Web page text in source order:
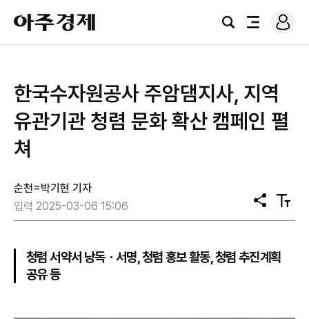
아
주
경
검
전
로
그
한국수자원공사 주암댐지사, 지역
유관기관 청렴 문화 확산 캠페인 펼
쳐
순천=박기현 기자
입력 2025-03-06 15:06
공
유
텍
스
청렴 서약서 낭독ㆍ서명, 청렴 홍보 활동, 청렴 추진계획
공유 등